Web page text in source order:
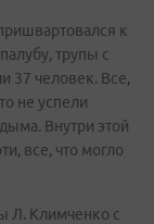
к
трупы с
37 человек. Все,
не успели
Внутри этой
все, что могло
Л. Климченко с